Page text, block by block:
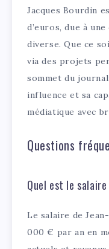
Jacques Bourdin
d’euros, due à
diverse. Que ce
via des projets
sommet du
influence et sa
médiatique avec
Questions
Quel est le
Le salaire de
000 € par an en